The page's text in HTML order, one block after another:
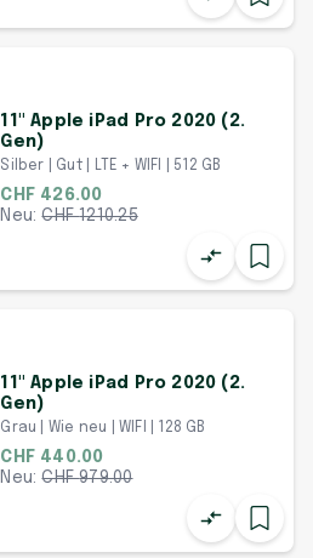
11" Apple iPad Pro 2020 (2.
Gen)
Silber | Gut | LTE + WIFI | 512 GB
CHF 426.00
Neu:CHF1210.25
11" Apple iPad Pro 2020 (2.
Gen)
Grau | Wie neu | WIFI | 128 GB
CHF 440.00
Neu:CHF979.00